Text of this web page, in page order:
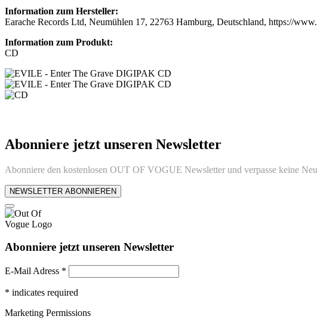
Information zum Hersteller:
Earache Records Ltd, Neumühlen 17, 22763 Hamburg, Deutschland, https://
Information zum Produkt:
CD
Abonniere jetzt unseren Newsletter
Abonniere den kostenlosen OUT OF VOGUE Newsletter und verpasse keine
NEWSLETTER ABONNIEREN
Abonniere jetzt unseren Newsletter
E-Mail Adress *
* indicates required
Marketing Permissions